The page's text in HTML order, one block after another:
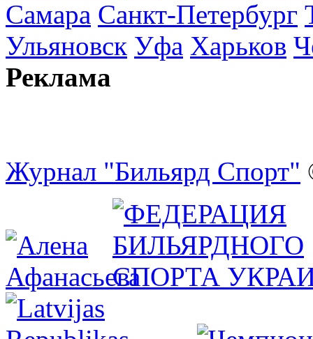
Самара Санкт-Петербург
Ульяновск Уфа Харьков
Реклама
Журнал "Бильярд Спорт"